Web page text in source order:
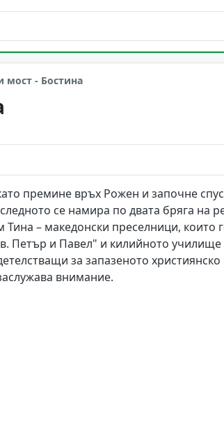
мост - Бостина
премине връх Рожен и започне
се намира по двата бряга на
– македонски преселници, които
Петър и Павел" и килийното
за запазеното християнско
внимание.